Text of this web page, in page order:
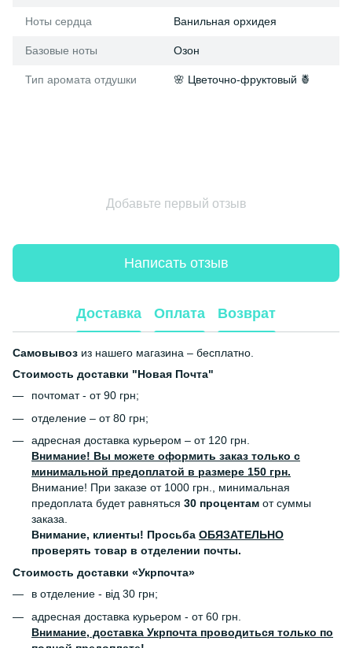
Ноты сердца Ванильная орхидея
Базовые ноты Озон
Тип аромата отдушки 🌸 Цветочно-фруктовый 🍍
Добавьте первый отзыв
Написать отзыв
Доставка Оплата Возврат
Самовывоз из нашего магазина – бесплатно.
Стоимость доставки "Новая Почта"
почтомат - от 90 грн;
отделение – от 80 грн;
адресная доставка курьером – от 120 грн.
Внимание! Вы можете оформить заказ только с
минимальной предоплатой в размере 150 грн.
Внимание! При заказе от 1000 грн., минимальная
предоплата будет равняться 30 процентам от суммы
заказа.
Внимание, клиенты! Просьба ОБЯЗАТЕЛЬНО
проверять товар в отделении почты.
Стоимость доставки «Укрпочта»
в отделение - від 30 грн;
адресная доставка курьером - от 60 грн.
Внимание, доставка Укрпочта проводиться только по